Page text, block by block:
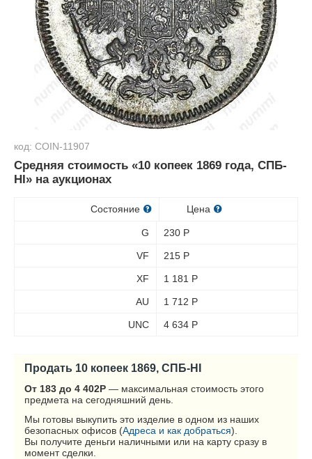
код: COIN-11907
Средняя стоимость «10 копеек 1869 года, СПБ-
HI» на аукционах
Состояние Цена
G 230 Р
VF 215 Р
XF 1 181 Р
AU 1 712 Р
UNC 4 634 Р
Продать 10 копеек 1869, СПБ-HI
От 183 до 4 402Р — максимальная стоимость этого
предмета на сегодняшний день.
Мы готовы выкупить это изделие в одном из наших
безопасных офисов (Адреса и как добраться).
Вы получите деньги наличными или на карту сразу в
момент сделки.